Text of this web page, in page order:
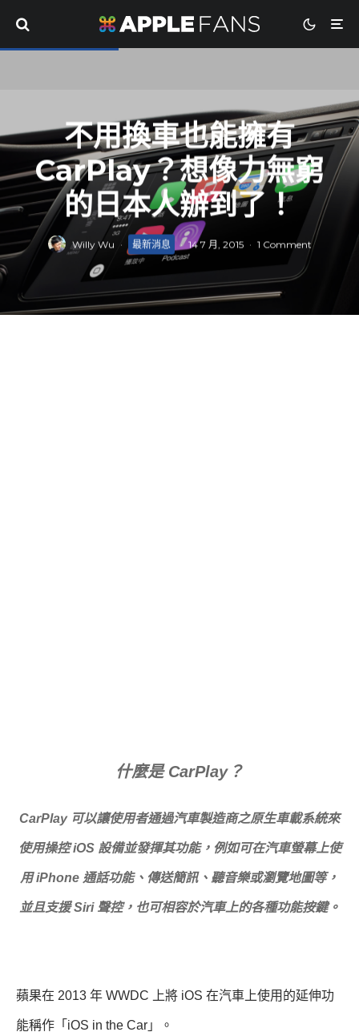
不用換車也能擁有
CarPlay？想像力無窮
的日本人辦到了！
Willy Wu · 最新消息 · 14 7 月, 2015 · 1 Comment
什麼是 CarPlay？
CarPlay 可以讓使用者通過汽車製造商之原生車載系統來
使用操控 iOS 設備並發揮其功能，例如可在汽車螢幕上使
用 iPhone 通話功能、傳送簡訊、聽音樂或瀏覽地圖等，
並且支援 Siri 聲控，也可相容於汽車上的各種功能按鍵。
蘋果在 2013 年 WWDC 上將 iOS 在汽車上使用的延伸功
能稱作「iOS in the Car」。